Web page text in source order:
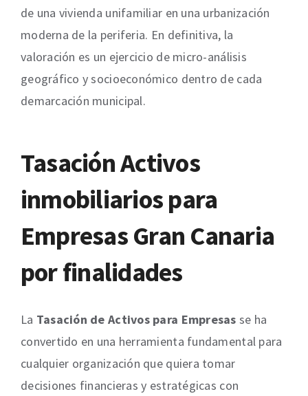
de una vivienda unifamiliar en una urbanización
moderna de la periferia. En definitiva, la
valoración es un ejercicio de micro-análisis
geográfico y socioeconómico dentro de cada
demarcación municipal.
Tasación Activos
inmobiliarios para
Empresas Gran Canaria
por finalidades
La Tasación de Activos para Empresas se ha
convertido en una herramienta fundamental para
cualquier organización que quiera tomar
decisiones financieras y estratégicas con